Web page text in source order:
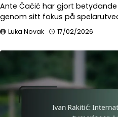
Ante Čačić har gjort
genom sitt fokus på
Luka Novak 17/02/2026